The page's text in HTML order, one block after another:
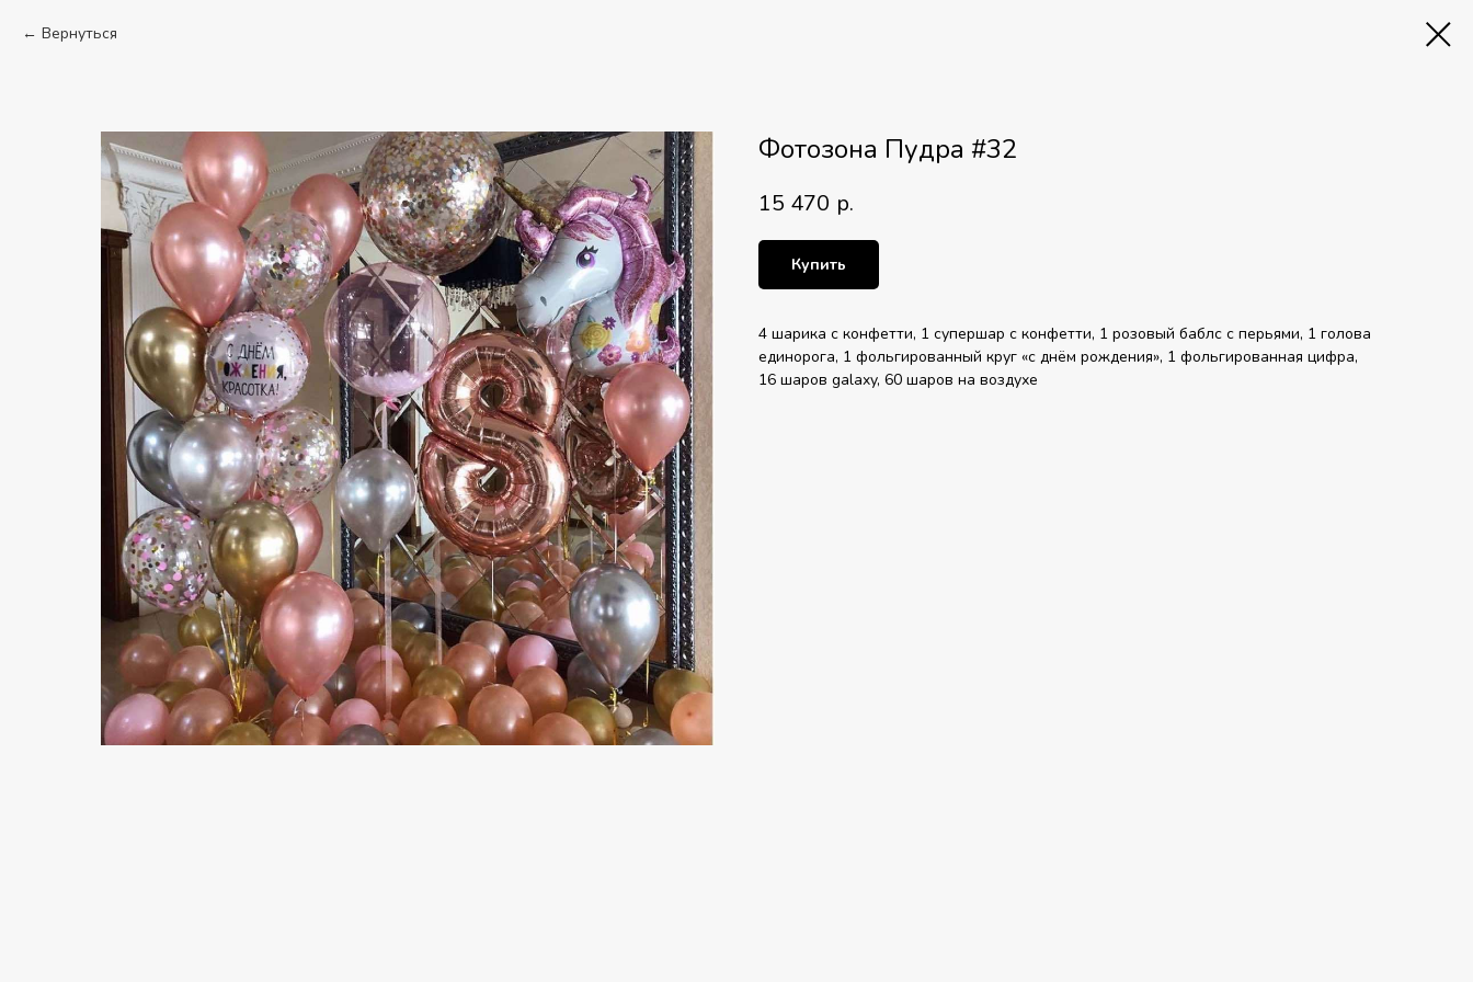
Вернуться
Фотозона Пудра #32
15 470 р.
Купить
4 шарика с конфетти, 1 супершар с конфетти, 1 розовый баблс с перьями, 1 голова
единорога, 1 фольгированный круг «с днём рождения», 1 фольгированная цифра,
16 шаров galaxy, 60 шаров на воздухе